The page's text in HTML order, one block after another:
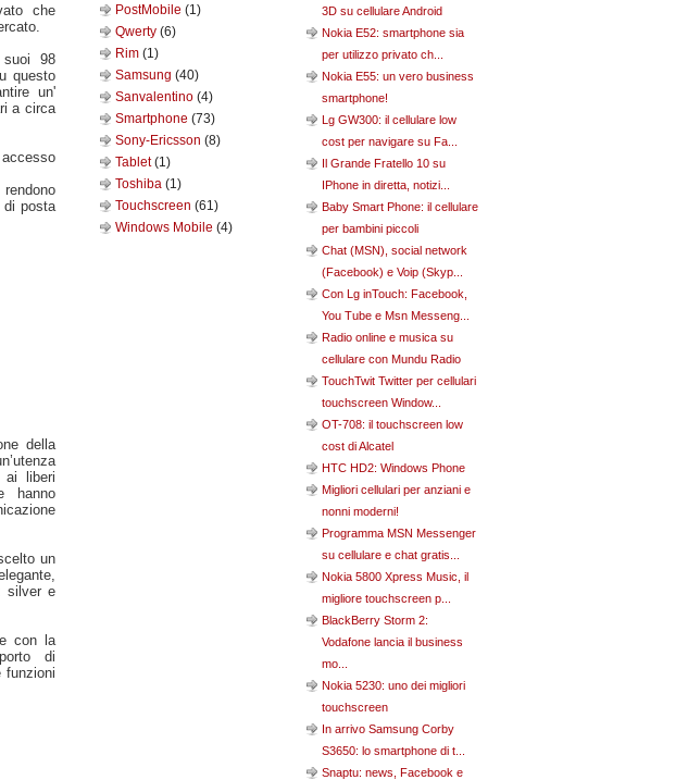
che
suoi 98
questo
un'
a circa
di posta
della
ai liberi
hanno
un
silver e
con la
di
funzioni
PostMobile (1)
Qwerty (6)
Rim (1)
Samsung (40)
Sanvalentino (4)
Smartphone (73)
Sony-Ericsson (8)
Tablet(1)
Toshiba (1)
Touchscreen (61)
Windows Mobile (4)
3D su cellulare Android
Nokia E52: smartphone sia
per utilizzo privato ch...
Nokia E55: un vero business
smartphone!
Lg GW300: il cellulare low
cost per navigare su Fa...
Il Grande Fratello 10 su
IPhone in diretta, notizi...
Baby Smart Phone: il cellulare
per bambini piccoli
Chat (MSN), social network
(Facebook) e Voip (Skyp...
Con Lg inTouch: Facebook,
You Tube e Msn Messeng...
Radio online e musica su
cellulare con Mundu Radio
TouchTwit Twitter per cellulari
touchscreen Window...
OT-708: il touchscreen low
cost di Alcatel
HTC HD2: Windows Phone
Migliori cellulari per anziani e
nonni moderni!
Programma MSN Messenger
su cellulare e chat gratis...
Nokia 5800 Xpress Music, il
migliore touchscreen p...
BlackBerry Storm 2:
Vodafone lancia il business
mo...
Nokia 5230: uno dei migliori
touchscreen
In arrivo Samsung Corby
S3650: lo smartphone di t...
Snaptu: news, Facebook e